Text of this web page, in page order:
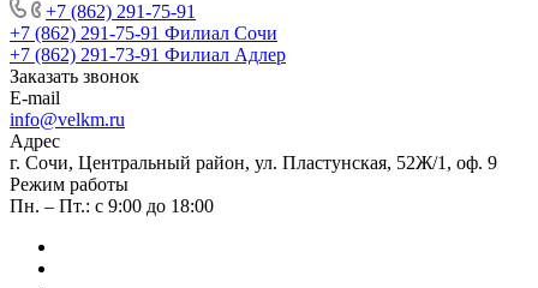
+7 (862) 291-75-91
+7 (862) 291-75-91 Филиал Сочи
+7 (862) 291-73-91 Филиал Адлер
Заказать звонок
E-mail
info@velkm.ru
Адрес
г. Сочи, Центральный район, ул. Пластунская, 52Ж/1, оф. 9
Режим работы
Пн. – Пт.: с 9:00 до 18:00